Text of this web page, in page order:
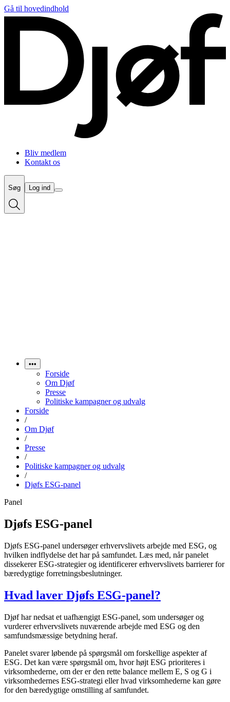
Gå til hovedindhold
Bliv medlem
Kontakt os
Søg Log ind
•••
Forside
Om Djøf
Presse
Politiske kampagner og udvalg
Forside
/
Om Djøf
/
Presse
/
Politiske kampagner og udvalg
/
Djøfs ESG-panel
Panel
Djøfs ESG-panel
Djøfs ESG-panel undersøger erhvervslivets arbejde med ESG, og
hvilken indflydelse det har på samfundet. Læs med, når panelet
dissekerer ESG-strategier og identificerer erhvervslivets barrierer for
bæredygtige forretningsbeslutninger.
Hvad laver Djøfs ESG-panel?
Djøf har nedsat et uafhængigt ESG-panel, som undersøger og
vurderer erhvervslivets nuværende arbejde med ESG og den
samfundsmæssige betydning heraf.
Panelet svarer løbende på spørgsmål om forskellige aspekter af
ESG. Det kan være spørgsmål om, hvor højt ESG prioriteres i
virksomhederne, om der er den rette balance mellem E, S og G i
virksomhedernes ESG-strategi eller hvad virksomhederne kan gøre
for den bæredygtige omstilling af samfundet.